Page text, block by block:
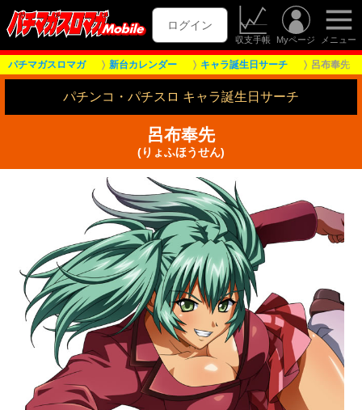
ログイン
収支手帳 Myページ メニュー
パチマガスロマガ 新台カレンダー キャラ誕生日サーチ 呂布奉先
パチンコ・パチスロ キャラ誕生日サーチ
呂布奉先
(りょふほうせん)